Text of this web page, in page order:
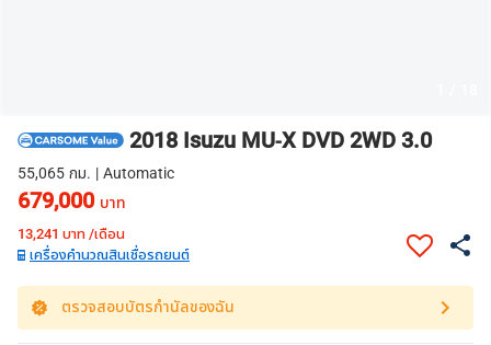
2018 Isuzu MU-X DVD 2WD 3.0
55,065 กม. | Automatic
679,000 บาท
13,241 บาท /เดือน
เครื่องคำนวณสินเชื่อรถยนต์
ตรวจสอบบัตรกำนัลของฉัน